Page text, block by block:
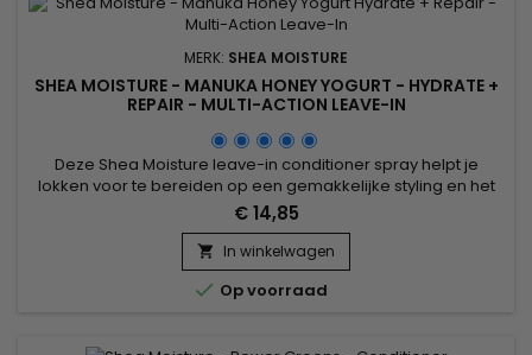
MERK: SHEA MOISTURE
SHEA MOISTURE - MANUKA HONEY YOGURT - HYDRATE +
REPAIR - MULTI-ACTION LEAVE-IN
Deze Shea Moisture leave-in conditioner spray helpt je
lokken voor te bereiden op een gemakkelijke styling en het
beschermt broos haar tegen hitte en andere
stylingbeschadigingen.&nbsp; We hebben de juiste mix van
gecertificeerde biologische Karitéboter, herstellende
Manuka-honing en Yoghurt samengevoegd in een
lichtgewicht behandeling die het haar...
€ 14,85
 In winkelwagen
 Op voorraad